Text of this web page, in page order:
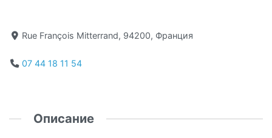
Rue François Mitterrand, 94200, Франция
07 44 18 11 54
Описание